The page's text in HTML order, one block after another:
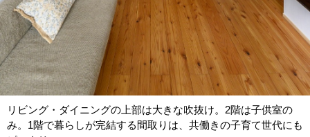
リビング・ダイニングの上部は大きな吹抜け。2階は子供室の
み。1階で暮らしが完結する間取りは、共働きの子育て世代にも